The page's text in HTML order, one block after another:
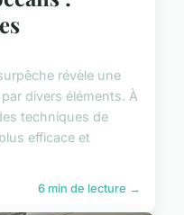
révèle une
divers éléments. À
techniques de
efficace et
6 min de lecture →